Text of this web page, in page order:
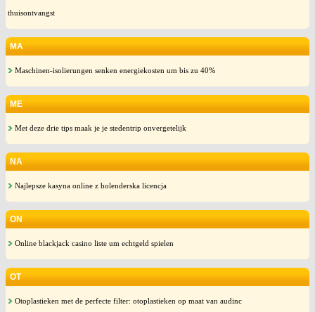
thuisontvangst
MA
Maschinen-isolierungen senken energiekosten um bis zu 40%
ME
Met deze drie tips maak je je stedentrip onvergetelijk
NA
Najlepsze kasyna online z holenderska licencja
ON
Online blackjack casino liste um echtgeld spielen
OT
Otoplastieken met de perfecte filter: otoplastieken op maat van audinc